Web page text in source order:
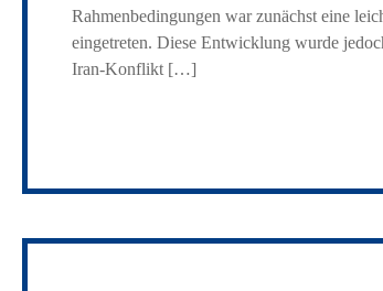
Rahmenbedingungen war zunächst eine
eingetreten. Diese Entwicklung wurde
Iran‑Konflikt […]